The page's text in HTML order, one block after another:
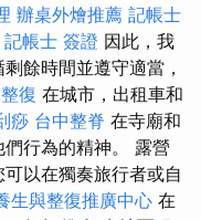
辦桌外燴推薦 記帳士
記帳士 簽證 因此，我
餘時間並遵守適當，
復 在城市，出租車和
痧 台中整脊 在寺廟和
行為的精神。 露營
以在獨奏旅行者或自
生與整復推廣中心 在